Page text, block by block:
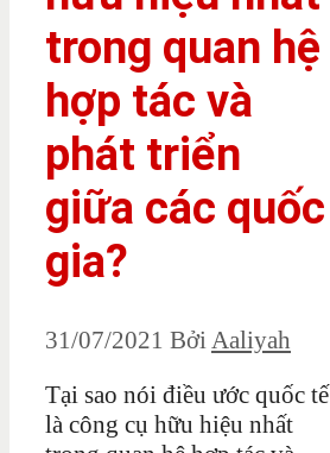
trong quan hệ
hợp tác và
phát triển
giữa các quốc
gia?
31/07/2021 BởiAaliyah
Tại sao nói điều ước quốc tế
là công cụ hữu hiệu nhất